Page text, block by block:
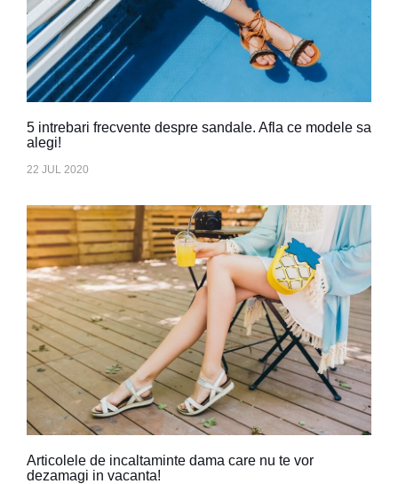
5 intrebari frecvente despre sandale. Afla ce modele sa
alegi!
22 JUL 2020
Articolele de incaltaminte dama care nu te vor
dezamagi in vacanta!